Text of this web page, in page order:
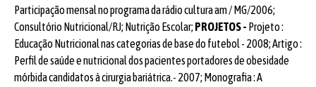
Participação mensal no programa da rádio cultura am / MG/2006;
Consultório Nutricional/RJ; Nutrição Escolar; PROJETOS - Projeto :
Educação Nutricional nas categorias de base do futebol - 2008; Artigo :
Perfil de saúde e nutricional dos pacientes portadores de obesidade
mórbida candidatos à cirurgia bariátrica.- 2007; Monografia : A